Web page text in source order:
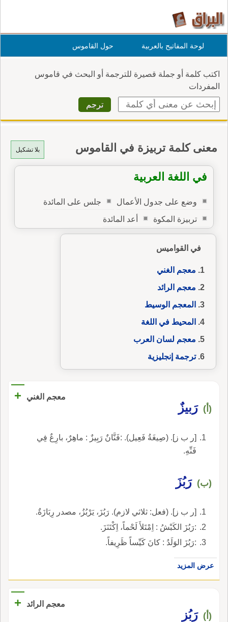
لوحة المفاتيح بالعربية حول القاموس
اكتب كلمة أو جملة قصيرة للترجمة أو البحث في قاموس
المفردات
بلا تشكيل معنى كلمة تربيزة في القاموس
في اللغة العربية
وضع على جدول الأعمال
جلس على المائدة
تربيزة المكوة
أعد المائدة
في القواميس
معجم الغني
معجم الرائد
المعجم الوسيط
المحيط في اللغة
معجم لسان العرب
ترجمة إنجليزية
معجم الغني +
(أ) رَبيزٌ
[ر ب ز]. (صِيغَةُ فَعِيل). :فَنَّانٌ رَبِيزٌ : ماهِرٌ، بارِعٌ فِي
فَنِّهِ.
(ب) رَبُزَ
[ر ب ز]. (فعل: ثلاثي لازم). رَبُزَ، يَرْبُزُ، مصدر رِبَازَةٌ.
:رَبُزَ الكَبْشُ : اِمْتَلأَ لَحْماً، اِكْتَنَزَ.
:رَبُزَ الوَلَدُ : كانَ كَيِّساً ظَرِيفاً.
عرض المزيد
معجم الرائد +
(أ) رَبُز